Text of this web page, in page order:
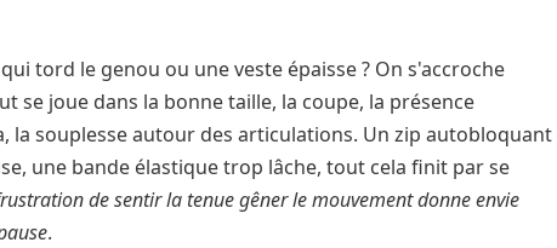
tord le genou ou une veste épaisse ? On s'accroche
se joue dans la bonne taille, la coupe, la présence
la souplesse autour des articulations. Un zip autobloquant
une bande élastique trop lâche, tout cela finit par se
de sentir la tenue gêner le mouvement donne envie
.